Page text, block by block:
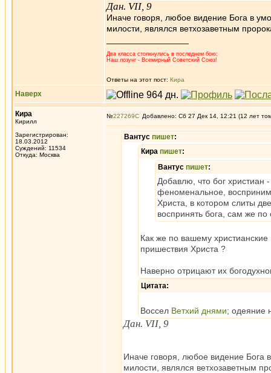
Дан. VII, 9
Иначе говоря, любое видение Бога в
милости, являлся ветхозаветным
Два класса столкнулись в последнем бою;
Наш лозунг - Всемирный Советский Союз!
Ответы на этот пост: Кира
Наверх
Кира
Кирилл
Зарегистрирован:
18.03.2012
Суждений: 11534
Откуда: Москва
№227269 Добавлено: Сб 27 Дек 14, 12:21 (12 лет
Вантус пишет:
Кира пишет:
Вантус пишет:
Добавлю, что бог христиан
феноменальное,
Христа, в котором слиты
воспринять бога, сам же
Как же по вашему
пришествия Христа ?
Наверно отрицают их
Цитата:
Воссел Ветхий днями; одеяние
Дан. VII, 9
Иначе говоря, любое видение Бога
милости, являлся ветхозаветным